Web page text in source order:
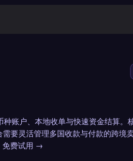
账户、本地收单与快速资金结算。
要灵活管理多国收款与付款的跨境
免费试用 →